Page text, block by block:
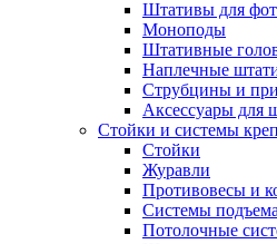
Штативы для
Моноподы
Штативные
Наплечные
Струбцины и
Аксессуары для
Стойки и системы
Стойки
Журавли
Противовесы и
Системы
Потолочные